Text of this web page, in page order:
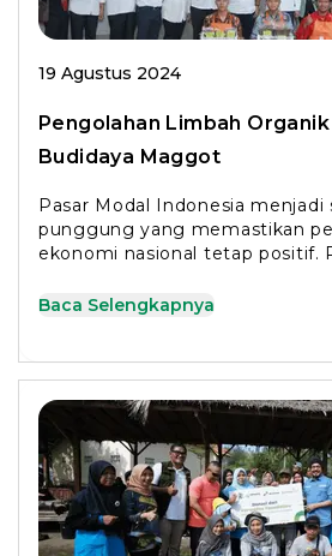
19 Agustus 2024
Pengolahan Limbah
Budidaya Maggot
Pasar Modal Indonesia menjadi
punggung yang memastikan
ekonomi nasional tetap positif.
Baca Selengkapnya